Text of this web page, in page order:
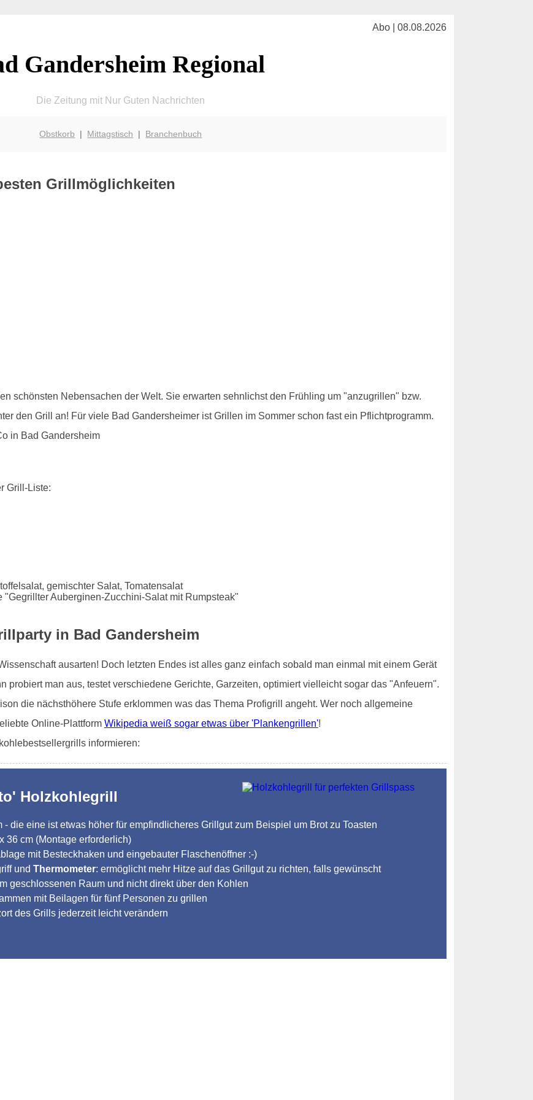
Abo | 08.08.2026
Gandersheim Regional
Die Zeitung mit Nur Guten Nachrichten
Obstkorb | Mittagstisch | Branchenbuch
Grillmöglichkeiten
schönsten Nebensachen der Welt. Sie erwarten sehnlichst den Frühling um "anzugrillen" bzw.
den Grill an! Für viele Bad Gandersheimer ist Grillen im Sommer schon fast ein Pflichtprogramm.
in Bad Gandersheim
Grill-Liste:
gemischter Salat, Tomatensalat
Auberginen-Zucchini-Salat mit Rumpsteak"
in Bad Gandersheim
ausarten! Doch letzten Endes ist alles ganz einfach sobald man einmal mit einem Gerät
probiert man aus, testet verschiedene Gerichte, Garzeiten, optimiert vielleicht sogar das "Anfeuern".
die nächsthöhere Stufe erklommen was das Thema Profigrill angeht. Wer noch allgemeine
Online-Plattform Wikipedia weiß sogar etwas über 'Plankengrillen'!
informieren:
Holzkohlegrill
die eine ist etwas höher für empfindlicheres Grillgut zum Beispiel um Brot zu Toasten
36 cm (Montage erforderlich)
mit Besteckhaken und eingebauter Flaschenöffner :-)
und Thermometer: ermöglicht mehr Hitze auf das Grillgut zu richten, falls gewünscht
geschlossenen Raum und nicht direkt über den Kohlen
mit Beilagen für fünf Personen zu grillen
des Grills jederzeit leicht verändern